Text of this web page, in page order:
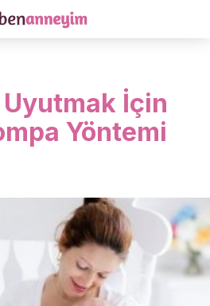
İçin
Yöntemi